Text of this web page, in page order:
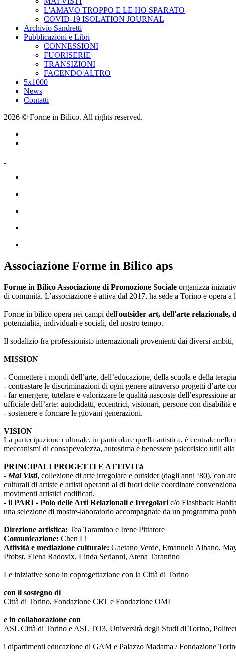
L'AMAVO TROPPO E LE HO SPARATO
COVID-19 ISOLATION JOURNAL
Archivio Sandretti
Pubblicazioni e Libri
CONNESSIONI
FUORISERIE
TRANSIZIONI
FACENDO ALTRO
5x1000
News
Contatti
2026 © Forme in Bilico. All rights reserved.
Associazione Forme in Bilico aps
Forme in Bilico Associazione di Promozione Sociale organizza
di comunità. L’associazione è attiva dal 2017, ha sede a Torino e opera
Forme in bilico opera nei campi dell'outsider art, dell'arte relazionale,
potenzialità, individuali e sociali, del nostro tempo.
Il sodalizio fra professionistə internazionali provenienti dai diversi ambiti,
MISSION
- Connettere i mondi dell’arte, dell’educazione, della scuola e della
- contrastare le discriminazioni di ogni genere attraverso progetti d’arte
- far emergere, tutelare e valorizzare le qualità nascoste
ufficiale dell’arte: autodidatti, eccentrici, visionari, persone con
- sostenere e formare le giovani generazioni.
VISION
La partecipazione culturale, in particolare quella artistica, è centrale
meccanismi di consapevolezza, autostima e benessere psicofisico utili
PRINCIPALI PROGETTI E ATTIVITà
- Mai Visti, collezione di arte irregolare e outsider (dagli anni ‘80), con
culturali di artiste e artisti operanti al di fuori delle coordinate
movimenti artistici codificati.
- il PARI - Polo delle Arti Relazionali e Irregolari c/o Flashback
una selezione di mostre-laboratorio accompagnate da un programma
Direzione artistica: Tea Taramino e Irene Pittatore
Comunicazione: Chen Li
Attività e mediazione culturale: Gaetano Verde, Emanuela Albano,
Probst, Elena Radovix, Linda Serianni, Atena Tarantino
Le iniziative sono in coprogettazione con la Città di Torino
con il sostegno di
Città di Torino, Fondazione CRT e Fondazione OMI
e in collaborazione con
ASL Città di Torino e ASL TO3, Università degli Studi di Torino,
i dipartimenti educazione di GAM e Palazzo Madama / Fondazione